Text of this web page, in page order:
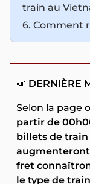
train au
6. Comment
📣 DERNIÈRE
Selon la page
partir de
billets de train
augmenteront
fret
le type de train